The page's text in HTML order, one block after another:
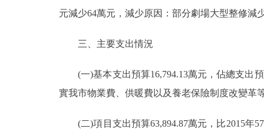
元減少64萬元，減少原因：部分劇場大型整修
三、主要支出情況
(一)基本支出預算16,794.13萬元，佔總支出預
實我市物業費、供暖費以及養老保險制度改變革
(二)項目支出預算63,894.87萬元，比2015年